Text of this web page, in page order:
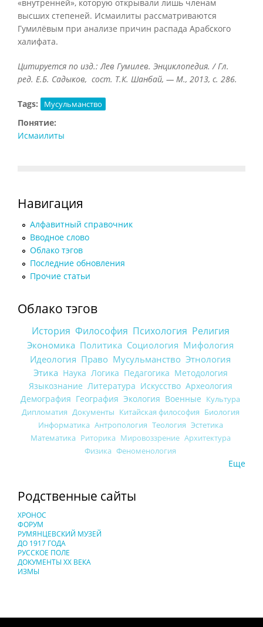
«внутренней», которую открывали лишь членам
высших степеней. Исмаилиты рассматриваются
Гумилёвым при анализе причин распада Арабского
халифата.
Цитируется по изд.: Лев Гумилев. Энциклопедия. / Гл.
ред. Е.Б. Садыков, сост. Т.К. Шанбай, — М., 2013, с. 286.
Tags: Мусульманство
Понятие:
Исмаилиты
Навигация
Алфавитный справочник
Вводное слово
Облако тэгов
Последние обновления
Прочие статьи
Облако тэгов
История Философия Психология Религия
Экономика Политика Социология Мифология
Идеология Право Мусульманство Этнология
Этика Наука Логика Педагогика Методология
Языкознание Литература Искусство Археология
Демография География Экология Военные Культура
Дипломатия Документы Китайская философия Биология
Информатика Антропология Теология Эстетика
Математика Риторика Мировоззрение Архитектура
Физика Феноменология
Еще
Родственные сайты
ХРОНОС
ФОРУМ
РУМЯНЦЕВСКИЙ МУЗЕЙ
ДО 1917 ГОДА
РУССКОЕ ПОЛЕ
ДОКУМЕНТЫ XX ВЕКА
ИЗМЫ